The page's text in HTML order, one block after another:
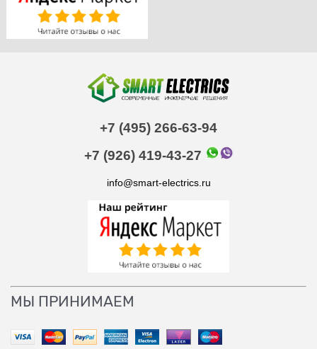
+7 (495) 266-63-94
+7 (926) 419-43-27
info@smart-electrics.ru
МЫ ПРИНИМАЕМ